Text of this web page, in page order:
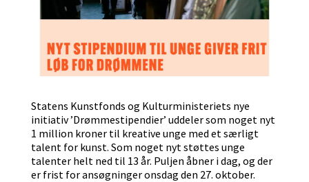
Statens Kunstfonds og Kulturministeriets nye
initiativ ’Drømmestipendier’ uddeler som noget nyt
1 million kroner til kreative unge med et særligt
talent for kunst. Som noget nyt støttes unge
talenter helt ned til 13 år. Puljen åbner i dag, og der
er frist for ansøgninger onsdag den 27. oktober.